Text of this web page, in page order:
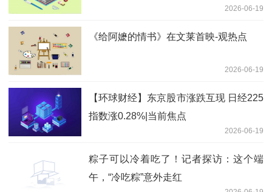
2026-06-19
《给阿嬷的情书》在文莱首映-观热点
2026-06-19
【环球财经】东京股市涨跌互现 日经225
指数涨0.28%|当前焦点
2026-06-19
粽子可以冷着吃了！记者探访：这个端
午，“冷吃粽”意外走红